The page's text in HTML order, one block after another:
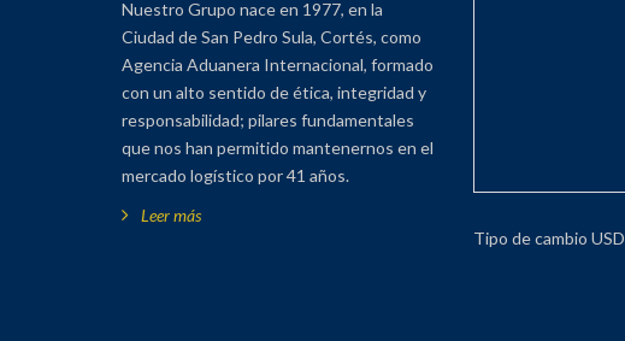
Nuestro Grupo nace en 1977, en la
Ciudad de San Pedro Sula, Cortés, como
Agencia Aduanera Internacional, formado
con un alto sentido de ética, integridad y
responsabilidad; pilares fundamentales
que nos han permitido mantenernos en el
mercado logístico por 41 años.
Leer más
Tipo de cambio USD